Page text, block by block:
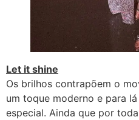
Let it shine
Os brilhos contrapõem o
um toque moderno e para
especial. Ainda que por